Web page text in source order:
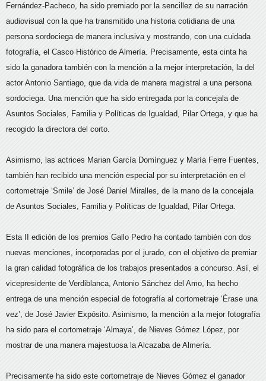
Fernández-Pacheco, ha sido premiado por la sencillez de su narración
audiovisual con la que ha transmitido una historia cotidiana de una
persona sordociega de manera inclusiva y mostrando, con una cuidada
fotografía, el Casco Histórico de Almería. Precisamente, esta cinta ha
sido la ganadora también con la mención a la mejor interpretación, la del
actor Antonio Santiago, que da vida de manera magistral a una persona
sordociega. Una mención que ha sido entregada por la concejala de
Asuntos Sociales, Familia y Políticas de Igualdad, Pilar Ortega, y que ha
recogido la directora del corto.
Asimismo, las actrices Marian García Domínguez y María Ferre Fuentes,
también han recibido una mención especial por su interpretación en el
cortometraje ‘Smile’ de José Daniel Miralles, de la mano de la concejala
de Asuntos Sociales, Familia y Políticas de Igualdad, Pilar Ortega.
Esta II edición de los premios Gallo Pedro ha contado también con dos
nuevas menciones, incorporadas por el jurado, con el objetivo de premiar
la gran calidad fotográfica de los trabajos presentados a concurso. Así, el
vicepresidente de Verdiblanca, Antonio Sánchez del Amo, ha hecho
entrega de una mención especial de fotografía al cortometraje ‘Érase una
vez’, de José Javier Expósito. Asimismo, la mención a la mejor fotografía
ha sido para el cortometraje ‘Almaya’, de Nieves Gómez López, por
mostrar de una manera majestuosa la Alcazaba de Almería.
Precisamente ha sido este cortometraje de Nieves Gómez el ganador